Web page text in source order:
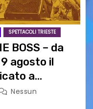
SPETTACOLI TRIESTE
BOSS – da
agosto il
a
Nessun